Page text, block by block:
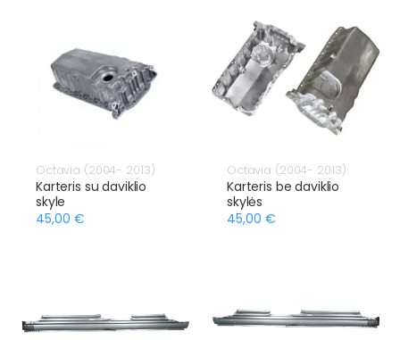
Octavia (2004- 2013)
Karteris su daviklio
skyle
45,00 €
Octavia (2004- 2013)
Karteris be daviklio
skylės
45,00 €